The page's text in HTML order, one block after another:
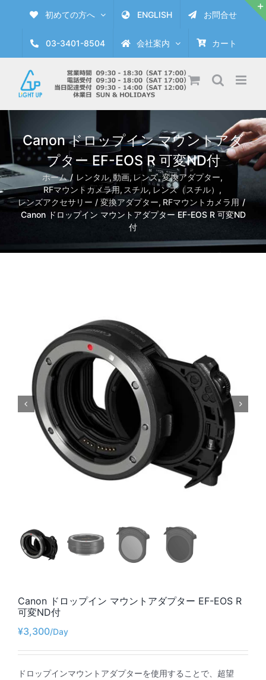
初めての方へ ENGLISH お問合せ
03-3401-8504 会社案内 カート
Canon ドロップイン マウントアダ
プター EF-EOS R 可変ND付
ホーム レンタル 動画 レンズ 変換アダプター
RFマウントカメラ用 スチル レンズ（スチル）
レンズアクセサリー / 変換アダプター RFマウントカメラ用
Canon ドロップイン マウントアダプター EF-EOS R 可変ND
付
Canon ドロップイン マウントアダプター EF-EOS R
可変ND付
¥3,300
ドロップインマウントアダプターを使用することで、超望